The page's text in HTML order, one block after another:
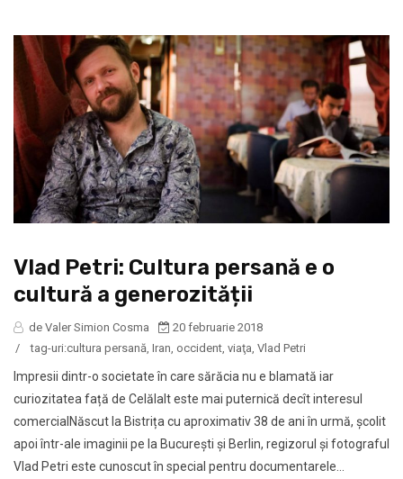
Vlad Petri: Cultura persană e o
cultură a generozității
de Valer Simion Cosma
20 februarie 2018
/
tag-uri:cultura persană, Iran, occident, viaţa, Vlad Petri
Impresii dintr-o societate în care sărăcia nu e blamată iar
curiozitatea față de Celălalt este mai puternică decît interesul
comercialNăscut la Bistrița cu aproximativ 38 de ani în urmă, școlit
apoi într-ale imaginii pe la București și Berlin, regizorul și fotograful
Vlad Petri este cunoscut în special pentru documentarele...